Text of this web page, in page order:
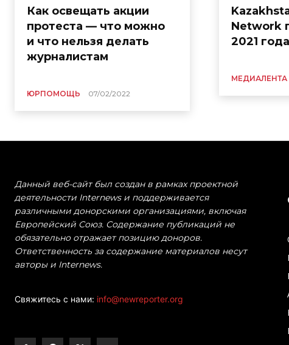
Как освещать акции
протеста — что можно
и что нельзя делать
журналистам
ЮРПОМОЩЬ 07/02/2022
Network
2021 года
МЕДИАЛЕНТА
Данный веб-сайт был создан в рамках проектной
деятельности Internews и поддерживается
различными донорскими организациями, включая
Европейский Союз. Содержание публикаций не
обязательно отражает позицию доноров.
Ответственность за содержание материалов несут
авторы и Internews.
Свяжитесь с нами: info@newreporter.org